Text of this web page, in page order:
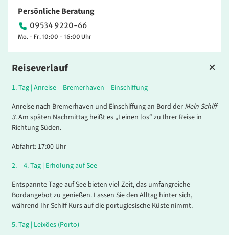
Reiseverlauf
1.Tag | Anreise – Bremerhaven – Einschiffung
Anreise nach Bremerhaven und Einschiffung an Bord der Mein Schiff
3. Am späten Nachmittag heißt es „Leinen los“ zu Ihrer Reise in
Richtung Süden.
Abfahrt: 17:00 Uhr
2. – 4.Tag | Erholung auf See
Entspannte Tage auf See bieten viel Zeit, das umfangreiche
Bordangebot zu genießen. Lassen Sie den Alltag hinter sich,
während Ihr Schiff Kurs auf die portugiesische Küste nimmt.
5.Tag | Leixões (Porto)
Persönliche Beratung
09534 9220-66
Mo. - Fr. 10:00 - 16:00 Uhr